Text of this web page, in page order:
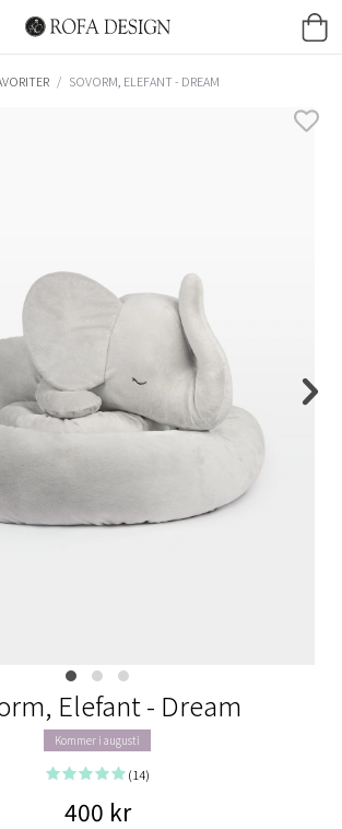
/ SOVORM, ELEFANT - DREAM
Elefant - Dream
Kommer i augusti
(14)
400 kr